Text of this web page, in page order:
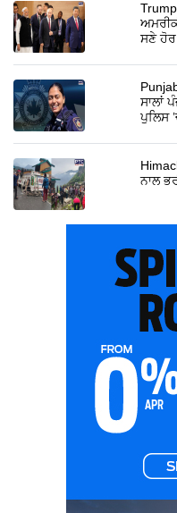
ਸਣੇ
ਸਾਲਾਂ
ਪੁਲਿਸ
ਨਾਲ